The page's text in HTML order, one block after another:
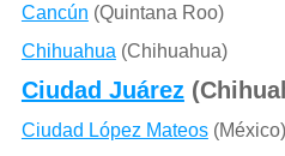
Cancún (Quintana Roo)
Chihuahua (Chihuahua)
Ciudad Juárez
Ciudad López Mateos(México)